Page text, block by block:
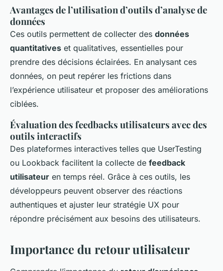
Avantages de l’utilisation d’outils d’analyse de
données
Ces outils permettent de collecter des données
quantitatives et qualitatives, essentielles pour
prendre des décisions éclairées. En analysant ces
données, on peut repérer les frictions dans
l’expérience utilisateur et proposer des améliorations
ciblées.
Évaluation des feedbacks utilisateurs avec des
outils interactifs
Des plateformes interactives telles que UserTesting
ou Lookback facilitent la collecte de feedback
utilisateur en temps réel. Grâce à ces outils, les
développeurs peuvent observer des réactions
authentiques et ajuster leur stratégie UX pour
répondre précisément aux besoins des utilisateurs.
Importance du retour utilisateur